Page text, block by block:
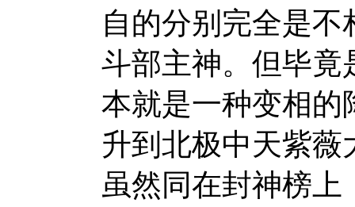
自的分别完全是
斗部主神。但毕竟
本就是一种变相的
升到北极中天紫
虽然同在封神榜